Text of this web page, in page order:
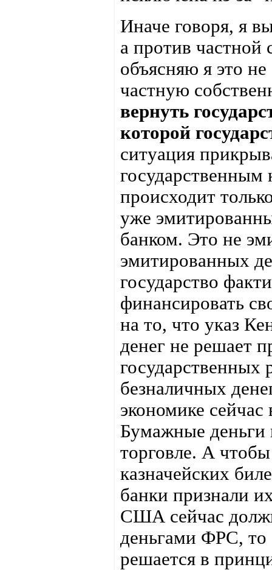
Иначе говоря, я
а против частной
объясняю я это
частную
вернуть
которой
ситуация
государственным
происходит
уже
банком. Это не
эмитированных
государство
финансировать
на то, что указ
денег не решает
государственных
безналичных
экономике
Бумажные деньги
торговле. А
казначейских
банки признали
США сейчас
деньгами ФРС, то
решается в